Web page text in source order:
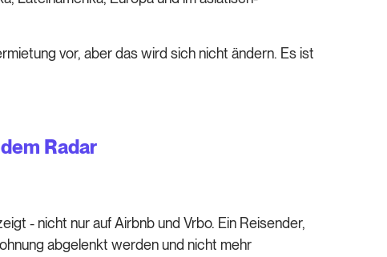
vor, aber das wird sich nicht ändern. Es ist
Radar
- nicht nur auf Airbnb und Vrbo. Ein Reisender,
abgelenkt werden und nicht mehr